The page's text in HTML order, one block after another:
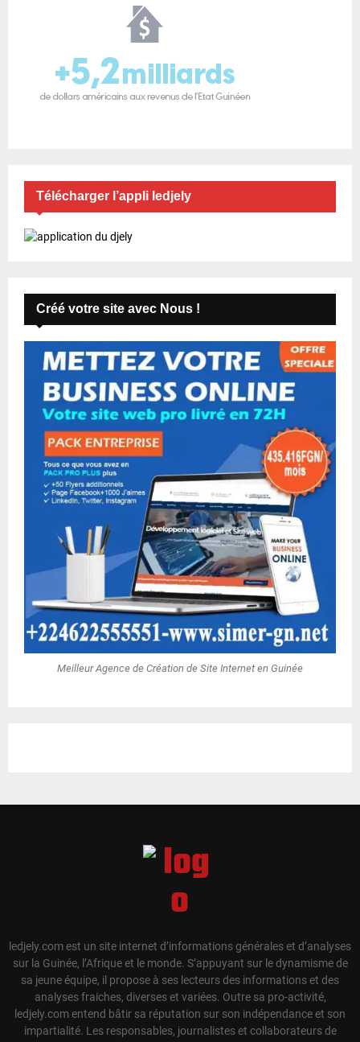
Télécharger l’appli ledjely
Créé votre site avec Nous !
Meilleur Agence de Création de Site Internet en Guinée
ledjely.com est un site internet d’informations générales et d’analyses
sur la Guinée, l’Afrique et le monde. S’appuyant sur le dynamisme de
sa jeune équipe, il propose à ses lecteurs des informations et des
analyses fraiches, diverses et variées. Outre sa pro-activité,
ledjely.com entend bâtir sa réputation sur son indépendance et son
impartialité. Les responsables, journalistes et collaborateurs de